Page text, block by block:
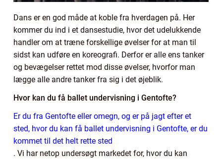
Dans er en god måde at koble fra hverdagen på. Her
kommer du ind i et dansestudie, hvor det udelukkende
handler om at træne forskellige øvelser for at man til
sidst kan udføre en koreografi. Derfor er alle ens tanker
og bevægelser rettet mod disse øvelser, hvorfor man
lægge alle andre tanker fra sig i det øjeblik.
Hvor kan du få ballet undervisning i Gentofte?
Er du fra Gentofte eller omegn, og er på jagt efter et
sted, hvor du kan få ballet undervisning i Gentofte, er du
kommet til det helt rette sted
. Vi har netop undersøgt markedet for, hvor du kan